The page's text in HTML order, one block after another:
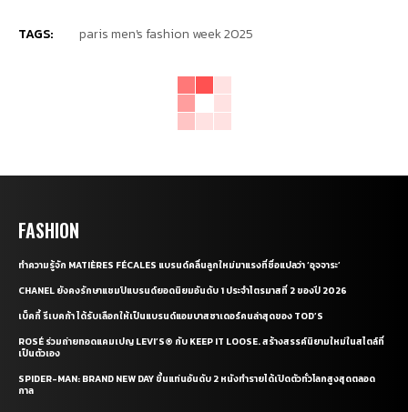
TAGS: paris men's fashion week 2025
FASHION
ทำความรู้จัก MATIÈRES FÉCALES แบรนด์คลื่นลูกใหม่มาแรงที่ชื่อแปลว่า ‘อุจจาระ’
CHANEL ยังคงรักษาแชมป์แบรนด์ยอดนิยมอันดับ 1 ประจำไตรมาสที่ 2 ของปี 2026
เบ็คกี้ รีเบคก้า ได้รับเลือกให้เป็นแบรนด์แอมบาสซาเดอร์คนล่าสุดของ TOD’S
ROSÉ ร่วมถ่ายทอดแคมเปญ LEVI’S® กับ KEEP IT LOOSE. สร้างสรรค์นิยามใหม่ในสไตล์ที่
เป็นตัวเอง
SPIDER-MAN: BRAND NEW DAY ขึ้นแท่นอันดับ 2 หนังทำรายได้เปิดตัวทั่วโลกสูงสุดตลอด
กาล